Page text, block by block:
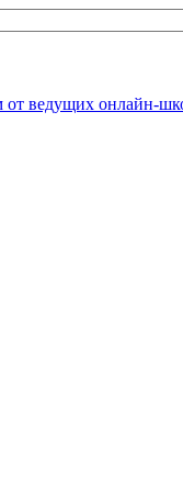
от ведущих онлайн-